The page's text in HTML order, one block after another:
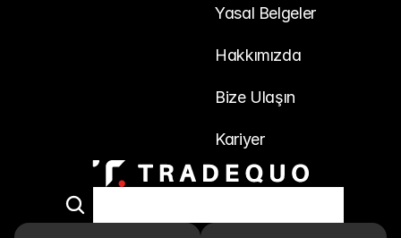
Yasal Belgeler
Hakkımızda
Bize Ulaşın
Kariyer